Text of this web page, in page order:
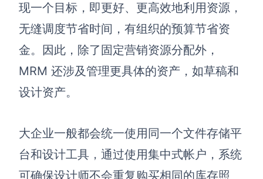
现一个目标，即更好、更高效地利用资源，
无缝调度节省时间 ， 有组织的预算节省资
金。 因此，除了固定营销资源分配外，
MRM 还涉及管理更具体的资产，如草稿和
设计资产。
大企业一般都会统一使用同一个文件存储平
台和设计工具，通过使用集中式帐户，系统
可确保设计师不会重复购买相同的库存照